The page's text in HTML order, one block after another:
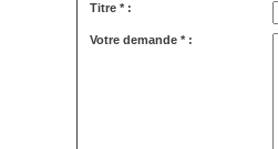
Titre * :
Votre demande * :